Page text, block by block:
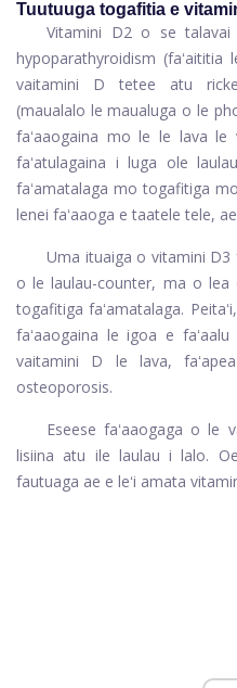
Tuutuuga togafitia e
Vitamini D2 o se
hypoparathyroidism
vaitamini D tetee atu
(maualalo le maualuga o le
faʻaaogaina mo le le lava le
faʻatulagaina i luga ole
faʻamatalaga mo togafitiga
lenei faʻaaoga e taatele tele,
Uma ituaiga o vitamini D3
o le laulau-counter, ma o lea
togafitiga faʻamatalaga.
faʻaaogaina le igoa e
vaitamini D le lava,
osteoporosis.
Eseese faʻaaogaga o le
lisiina atu ile laulau i lalo.
fautuaga ae e leʻi amata